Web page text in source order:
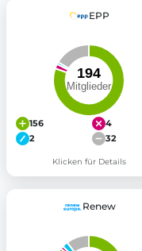
EPP
156
4
2
32
Klicken für Details
Renew